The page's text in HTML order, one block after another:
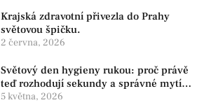
Krajská zdravotní přivezla do Prahy
světovou špičku.
2 června, 2026
Světový den hygieny rukou: proč právě
teď rozhodují sekundy a správné mytí
rukou
5 května, 2026